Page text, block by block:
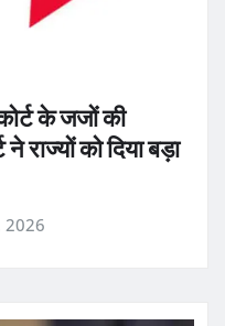
के जजों की
राज्यों को दिया बड़ा
2026